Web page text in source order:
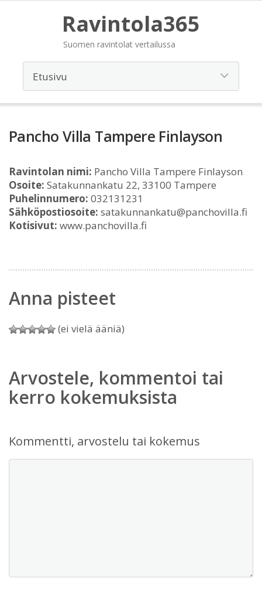
Ravintola365
Suomen ravintolat vertailussa
Pancho Villa Tampere Finlayson
Ravintolan nimi: Pancho Villa Tampere Finlayson
Osoite: Satakunnankatu 22, 33100 Tampere
Puhelinnumero: 032131231
Sähköpostiosoite: satakunnankatu@panchovilla.fi
Kotisivut: www.panchovilla.fi
Anna pisteet
(ei vielä ääniä)
Arvostele, kommentoi tai
kerro kokemuksista
Kommentti, arvostelu tai kokemus